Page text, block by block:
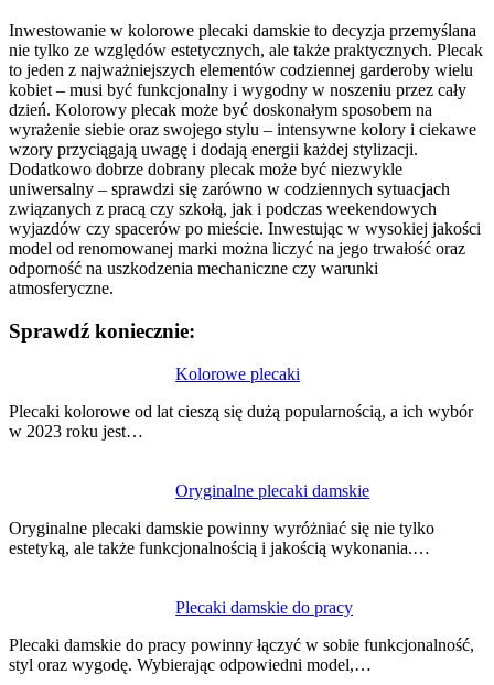
Inwestowanie w kolorowe plecaki damskie to decyzja przemyślana
nie tylko ze względów estetycznych, ale także praktycznych. Plecak
to jeden z najważniejszych elementów codziennej garderoby wielu
kobiet – musi być funkcjonalny i wygodny w noszeniu przez cały
dzień. Kolorowy plecak może być doskonałym sposobem na
wyrażenie siebie oraz swojego stylu – intensywne kolory i ciekawe
wzory przyciągają uwagę i dodają energii każdej stylizacji.
Dodatkowo dobrze dobrany plecak może być niezwykle
uniwersalny – sprawdzi się zarówno w codziennych sytuacjach
związanych z pracą czy szkołą, jak i podczas weekendowych
wyjazdów czy spacerów po mieście. Inwestując w wysokiej jakości
model od renomowanej marki można liczyć na jego trwałość oraz
odporność na uszkodzenia mechaniczne czy warunki
atmosferyczne.
Sprawdź koniecznie:
Kolorowe plecaki
Plecaki kolorowe od lat cieszą się dużą popularnością, a ich wybór
w 2023 roku jest…
Oryginalne plecaki damskie
Oryginalne plecaki damskie powinny wyróżniać się nie tylko
estetyką, ale także funkcjonalnością i jakością wykonania.…
Plecaki damskie do pracy
Plecaki damskie do pracy powinny łączyć w sobie funkcjonalność,
styl oraz wygodę. Wybierając odpowiedni model,…
wpisu